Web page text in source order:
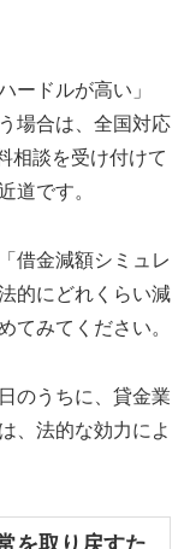
ードルが高い」
場合は、全国対応
相談を受け付けて
道です。
借金減額シミュレ
的にどれくらい減
てみてください。
のうちに、貸金業
、法的な効力によ
を取り戻すた